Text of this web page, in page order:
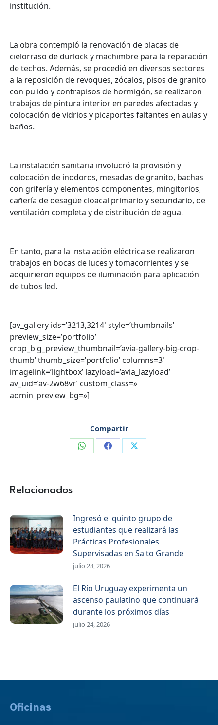
institución.
La obra contempló la renovación de placas de
cielorraso de durlock y machimbre para la reparación
de techos. Además, se procedió en diversos sectores
a la reposición de revoques, zócalos, pisos de granito
con pulido y contrapisos de hormigón, se realizaron
trabajos de pintura interior en paredes afectadas y
colocación de vidrios y picaportes faltantes en aulas y
baños.
La instalación sanitaria involucró la provisión y
colocación de inodoros, mesadas de granito, bachas
con grifería y elementos componentes, mingitorios,
cañería de desagüe cloacal primario y secundario, de
ventilación completa y de distribución de agua.
En tanto, para la instalación eléctrica se realizaron
trabajos en bocas de luces y tomacorrientes y se
adquirieron equipos de iluminación para aplicación
de tubos led.
[av_gallery ids=’3213,3214′ style=’thumbnails’
preview_size=’portfolio’
crop_big_preview_thumbnail=’avia-gallery-big-crop-
thumb’ thumb_size=’portfolio’ columns=3′
imagelink=’lightbox’ lazyload=’avia_lazyload’
av_uid=’av-2w68vr’ custom_class=»
admin_preview_bg=»]
Compartir
CompartirCompartirCompartir
Relacionados
Ingresó el quinto grupo de
estudiantes que realizará las
Prácticas Profesionales
Supervisadas en Salto Grande
julio 28, 2026
El Río Uruguay experimenta un
ascenso paulatino que continuará
durante los próximos días
julio 24, 2026
Oficinas